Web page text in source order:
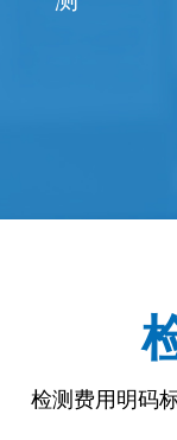
检测费用明码